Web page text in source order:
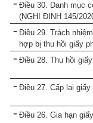
Điều 30. Danh mục
(NGHỊ ĐỊNH 145/
Điều 29. Trách
hợp bị thu hồi giấy
(NGHỊ ĐỊNH 145/
Điều 28. Thu hồi
Điều 27. Cấp lại giấy
Điều 26. Gia hạn